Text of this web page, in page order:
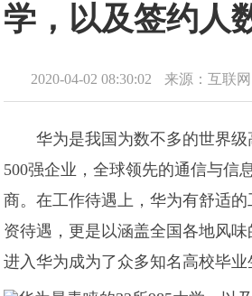
学，以及签约人
2020-04-02 08:30:02 来源：互联网
华为是我国为数不多的世界
500强企业，全球领先的通信与信
商。在工作待遇上，华为有舒适
资待遇，更是以涵盖全国各地风
进入华为成为了众多知名高校毕业